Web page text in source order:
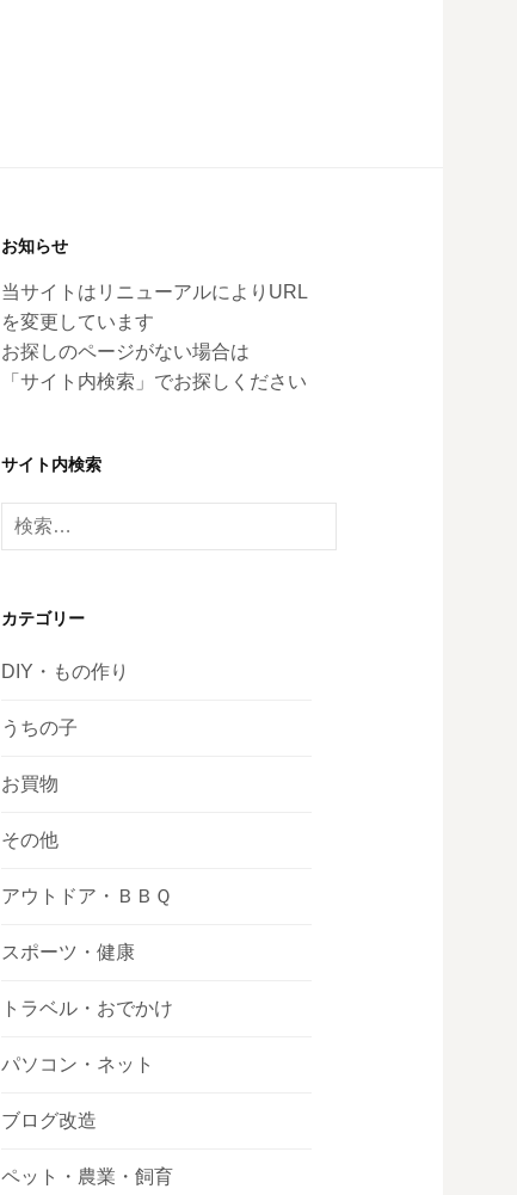
お知らせ
当サイトはリニューアルによりURL
を変更しています
お探しのページがない場合は
「サイト内検索」でお探しください
サイト内検索
検
索:
カテゴリー
DIY・もの作り
うちの子
お買物
その他
アウトドア・ＢＢＱ
スポーツ・健康
トラベル・おでかけ
パソコン・ネット
ブログ改造
ペット・農業・飼育